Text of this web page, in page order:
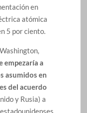
en
atómica
5 por ciento.
empezaría a
asumidos en
del acuerdo
y Rusia) a